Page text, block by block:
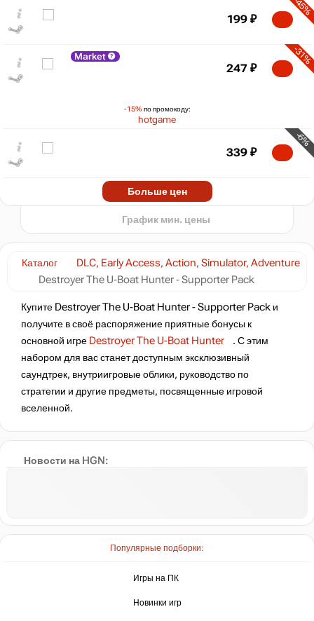
Новости на HGN:
Популярные подборки:
Игры на ПК
Новинки игр
Каталог
DLC, Early Access, Action, Simulator, Adventure
Destroyer The U-Boat Hunter - Supporter Pack
Купите Destroyer The U-Boat Hunter - Supporter Pack и
получите в своё распоряжение приятные бонусы к
основной игре Destroyer The U-Boat Hunter
. С этим
набором для вас станет доступным эксклюзивный
саундтрек, внутриигровые облики, руководство по
стратегии и другие предметы, посвященные игровой
вселенной.
-45%
199 ₽
Market
-15%по промокоду:
hotgame
-31%
247 ₽
-6%
339 ₽
-5%по промокоду:
359 ₽
нет в наличии
нет в наличии
Больше цен
2025 2026
График мин. цены